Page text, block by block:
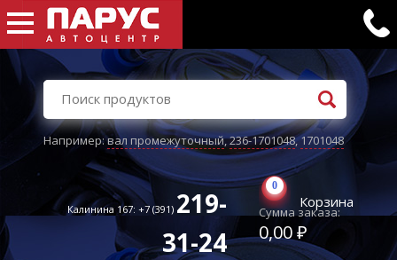
Например:вал промежуточный,236-1701048,1701048
Калинина 167: +7 (391) 219-
31-24
0
Корзина
Сумма заказа:
0,00 ₽